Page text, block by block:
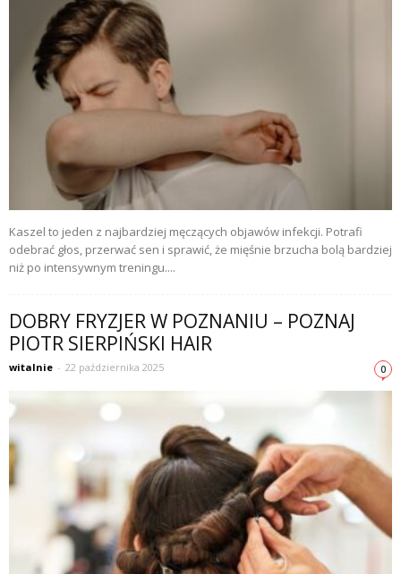
Kaszel to jeden z najbardziej męczących objawów infekcji. Potrafi
odebrać głos, przerwać sen i sprawić, że mięśnie brzucha bolą bardziej
niż po intensywnym treningu....
DOBRY FRYZJER W POZNANIU – POZNAJ
PIOTR SIERPIŃSKI HAIR
witalnie - 22 października 2025 0